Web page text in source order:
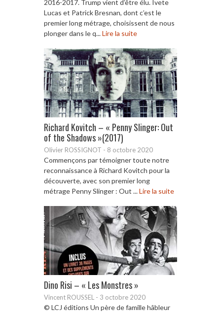
2016-2017. Trump vient d’être élu. Ivete
Lucas et Patrick Bresnan, dont c’est le
premier long métrage, choisissent de nous
plonger dans le q...Lire la suite
Richard Kovitch – « Penny Slinger: Out
of the Shadows »(2017)
Olivier ROSSIGNOT - 8 octobre 2020
Commençons par témoigner toute notre
reconnaissance à Richard Kovitch pour la
découverte, avec son premier long
métrage Penny Slinger : Out ...Lire la suite
Dino Risi – « Les Monstres »
Vincent ROUSSEL - 3 octobre 2020
© LCJ éditions Un père de famille hâbleur